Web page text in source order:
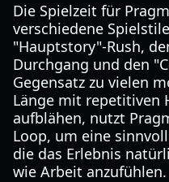
Die Spielzeit für
verschiedene
"Hauptstory"-Rush,
Durchgang und den
Gegensatz zu vielen
Länge mit repetitiven
aufblähen, nutzt
Loop, um eine
die das Erlebnis
wie Arbeit anzufühlen.